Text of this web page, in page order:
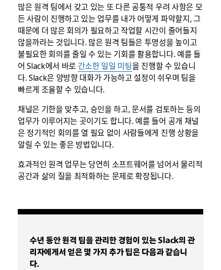
많은 원격 팀에서 갖고 있는 또 다른 공통적 우려 사항은 모
든 사람이 진행하고 있는 업무를 내가 어떻게 파악할지, 그
때문에 더 많은 회의가 필요하고 작업할 시간이 줄어들지
않을까라는 것입니다. 많은 원격 팀들은 투명성을 높이고
불필요한 회의를 줄일 수 있는 기회를 활용합니다. 예를 들
어 Slack에서 바로 간소한 일일 미팅을 진행할 수 있습니
다. Slack은 양방향 대화가 가능하고 설정이 쉬우며 팀을
빠르게 조율할 수 있습니다.
채널은 기한을 맞추고, 승인을 하고, 문서를 검토하는 등의
업무가 이루어지는 곳이기도 합니다. 예를 들어 공개 채널
은 정기적인 회의를 열 필요 없이 사람들에게 진행 상황을
알릴 수 있는 좋은 방법입니다.
효과적인 원격 업무는 당연히 소프트웨어를 넘어서 물리적
공간과 삶의 질을 최적화하는 문제로 확장됩니다.
수년 동안 원격 팀을 관리한 경험이 있는 Slack의 관
리자에게서 얻은 몇 가지 추가 팁은 다음과 같습니
다.